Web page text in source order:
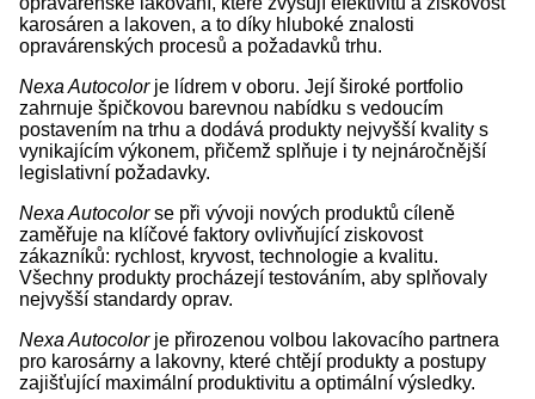
karosáren a lakoven, a to díky hluboké znalosti
opravárenských procesů a požadavků trhu.
Nexa Autocolorje lídrem v oboru. Její široké portfolio
zahrnuje špičkovou barevnou nabídku s vedoucím
postavením na trhu a dodává produkty nejvyšší kvality s
vynikajícím výkonem, přičemž splňuje i ty nejnáročnější
legislativní požadavky.
Nexa Autocolorse při vývoji nových produktů cíleně
zaměřuje na klíčové faktory ovlivňující ziskovost
zákazníků: rychlost, kryvost, technologie a kvalitu.
Všechny produkty procházejí testováním, aby splňovaly
nejvyšší standardy oprav.
Nexa Autocolorje přirozenou volbou lakovacího partnera
pro karosárny a lakovny, které chtějí produkty a postupy
zajišťující maximální produktivitu a optimální výsledky.